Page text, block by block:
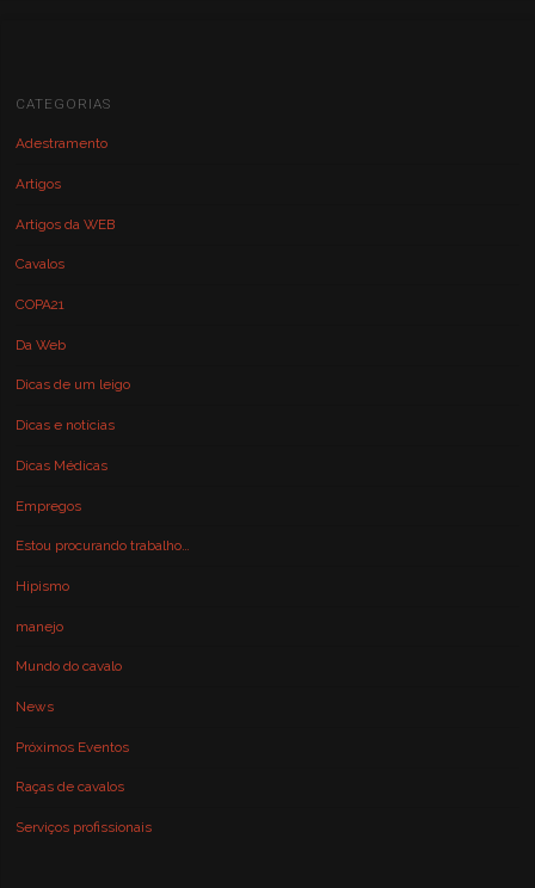
CATEGORIAS
Adestramento
Artigos
Artigos da WEB
Cavalos
COPA21
Da Web
Dicas de um leigo
Dicas e notícias
Dicas Médicas
Empregos
Estou procurando trabalho…
Hipismo
manejo
Mundo do cavalo
News
Próximos Eventos
Raças de cavalos
Serviços profissionais